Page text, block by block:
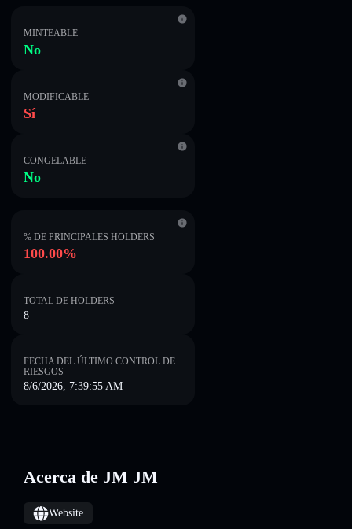
MINTEABLE
No
MODIFICABLE
Sí
CONGELABLE
No
% DE PRINCIPALES HOLDERS
100.00%
TOTAL DE HOLDERS
8
FECHA DEL ÚLTIMO CONTROL DE
RIESGOS
8/6/2026, 7:39:55 AM
Acerca de JM JM
Website